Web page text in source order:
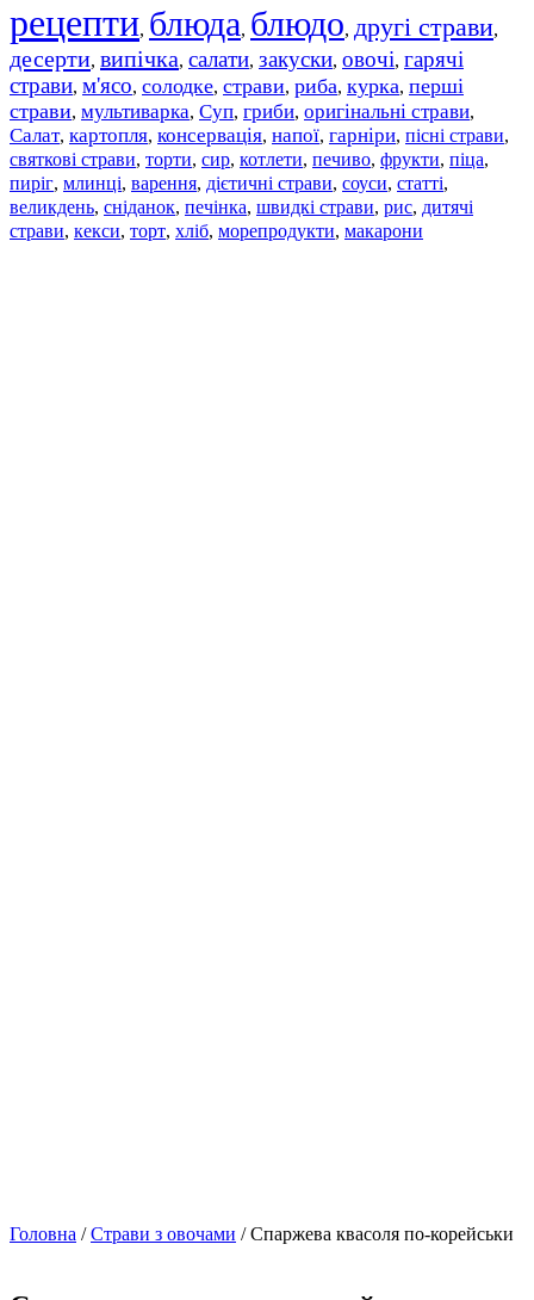
рецепти, блюда, блюдо, другі страви,
десерти, випічка, салати, закуски, овочі, гарячі
страви, м'ясо, солодке, страви, риба, курка, перші
страви, мультиварка, Суп, гриби, оригінальні страви,
Салат, картопля, консервація, напої, гарніри, пісні страви,
святкові страви, торти, сир, котлети, печиво, фрукти, піца,
пиріг, млинці, варення, дієтичні страви, соуси, статті,
великдень, сніданок, печінка, швидкі страви, рис, дитячі
страви, кекси, торт, хліб, морепродукти, макарони
Головна /Страви з овочами / Спаржева квасоля по-корейськи